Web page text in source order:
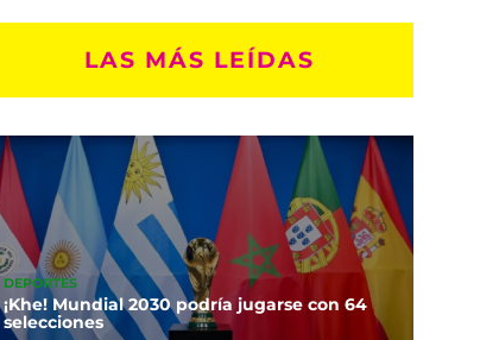
LAS MÁS LEÍDAS
DEPORTES
¡Khe! Mundial 2030 podría jugarse con 64
selecciones